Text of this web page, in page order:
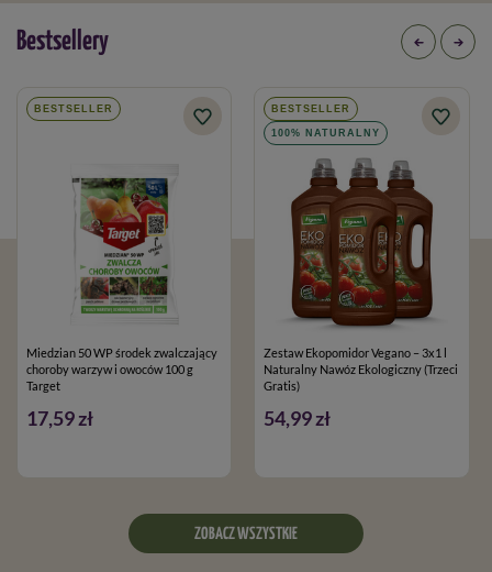
Bestsellery
BESTSELLER
Miedzian 50 WP środek zwalczający
choroby warzyw i owoców 100 g
Target
17,59 zł
BESTSELLER
100% NATURALNY
Zestaw Ekopomidor Vegano – 3x1 l
Naturalny Nawóz Ekologiczny (Trzeci
Gratis)
54,99 zł
ZOBACZ WSZYSTKIE